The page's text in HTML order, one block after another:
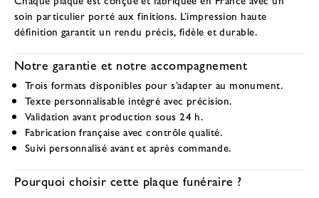
soin particulier porté aux finitions. L’impression haute
définition garantit un rendu précis, fidèle et durable.
Notre garantie et notre accompagnement
Trois formats disponibles pour s’adapter au monument.
Texte personnalisable intégré avec précision.
Validation avant production sous 24 h.
Fabrication française avec contrôle qualité.
Suivi personnalisé avant et après commande.
Pourquoi choisir cette plaque funéraire ?